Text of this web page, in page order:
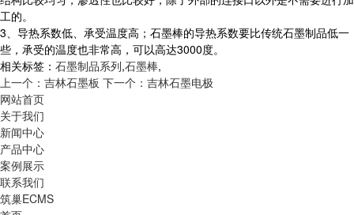
工的。
3、导热系数低、承受温度高；石墨棒的导热系数要比传统石墨制品低一
些，承受的温度也非常高，可以高达3000度。
相关标签： 石墨制品系列,石墨棒,
上一个：吉林石墨板 下一个：吉林石墨电极
网站首页
关于我们
新闻中心
产品中心
案例展示
联系我们
筑巢ECMS